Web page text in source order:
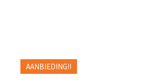
AANBIEDING!!